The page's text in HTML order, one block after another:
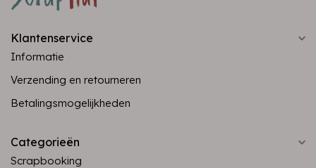
Klantenservice
Informatie
Verzending en retourneren
Betalingsmogelijkheden
Categorieën
Scrapbooking